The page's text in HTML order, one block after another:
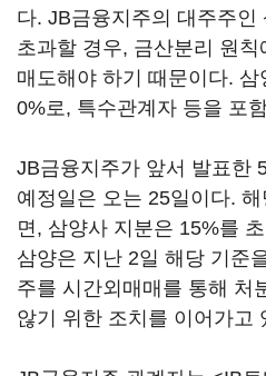
다. JB금융지주의 대주주인
초과할 경우, 금산분리 원칙
매도해야 하기 때문이다.
0%로, 특수관계자 등을 포
JB금융지주가 앞서 발표한
예정일은 오는 25일이다.
면, 삼양사 지분은 15%를
삼양은 지난 2일 해당 기준
주를 시간외매매를 통해 처
않기 위한 조치를 이어가고